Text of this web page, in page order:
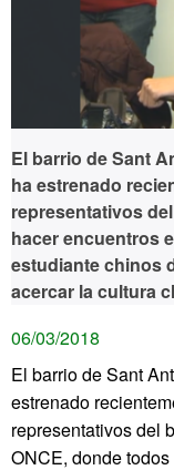
El barrio de Sant
ha estrenado
representativos
hacer encuentros
estudiante chinos
acercar la cultura
06/03/2018
El barrio de Sant
estrenado
representativos del
ONCE, donde